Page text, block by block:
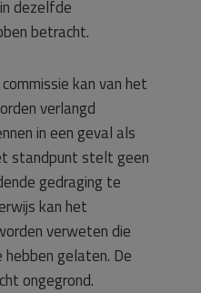
dezelfde
betracht.
kan van het
verlangd
in een geval als
standpunt stelt geen
gedraging te
kan het
verweten die
gelaten. De
ongegrond.